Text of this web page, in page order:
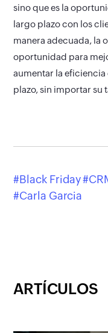
sino que es la
largo plazo con los
manera adecuada, la
oportunidad para
aumentar la
plazo, sin importar su
Black Friday
Carla Garcia
ARTÍCULOS